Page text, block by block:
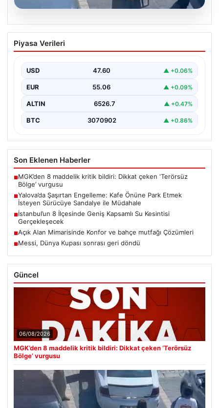
05.08.2026
Yalova’da Şaşırtan Engelleme: Kafe
Önüne Park Etmek İsteyen Sürücüye
Yalova'da yaşanan sıra dışı bir olay, gündeme damgasını
Piyasa Verileri
USD 47.60 ▲ +0.06%
EUR 55.06 ▲ +0.09%
ALTIN 6526.7 ▲ +0.47%
BTC 3070902 ▲ +0.86%
Son Eklenen Haberler
■MGK’den 8 maddelik kritik bildiri: Dikkat çeken ‘Terörsüz
Bölge’ vurgusu
■Yalova’da Şaşırtan Engelleme: Kafe Önüne Park Etmek
İsteyen Sürücüye Sandalye ile Müdahale
■İstanbul’un 8 İlçesinde Geniş Kapsamlı Su Kesintisi
Gerçekleşecek
■Açık Alan Mimarisinde Konfor ve bahçe mutfağı Çözümleri
■Messi, Dünya Kupası sonrası geri döndü
Güncel
06/08/2026
MGK’den 8 maddelik kritik bildiri: Dikkat çeken ‘Terörsüz
Bölge’ vurgusu